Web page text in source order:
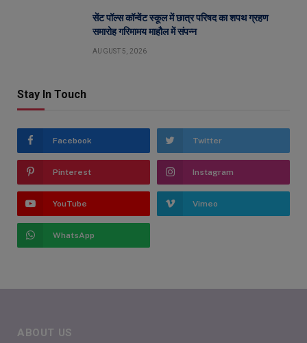
सेंट पॉल्स कॉन्वेंट स्कूल में छात्र परिषद का शपथ ग्रहण
समारोह गरिमामय माहौल में संपन्न
AUGUST 5, 2026
Stay In Touch
Facebook Twitter
Pinterest Instagram
YouTube Vimeo
WhatsApp
ABOUT US